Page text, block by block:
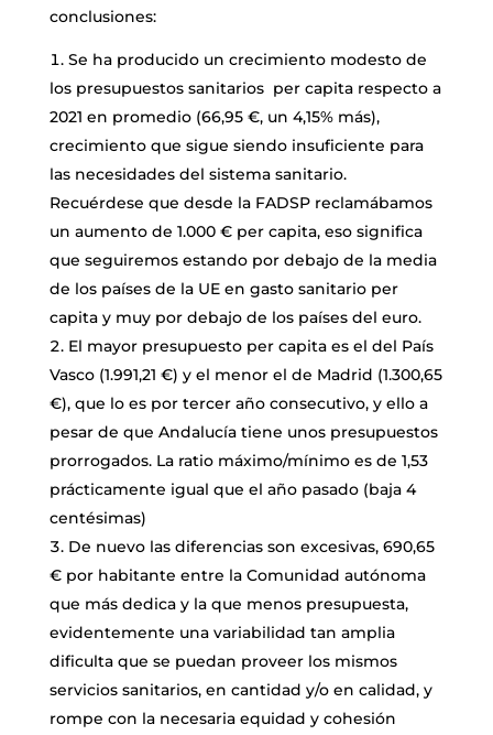
conclusiones:
Se ha producido un crecimiento modesto de
los presupuestos sanitarios per capita respecto a
2021 en promedio (66,95 €, un 4,15% más),
crecimiento que sigue siendo insuficiente para
las necesidades del sistema sanitario.
Recuérdese que desde la FADSP reclamábamos
un aumento de 1.000 € per capita, eso significa
que seguiremos estando por debajo de la media
de los países de la UE en gasto sanitario per
capita y muy por debajo de los países del euro.
El mayor presupuesto per capita es el del País
Vasco (1.991,21 €) y el menor el de Madrid (1.300,65
€), que lo es por tercer año consecutivo, y ello a
pesar de que Andalucía tiene unos presupuestos
prorrogados. La ratio máximo/mínimo es de 1,53
prácticamente igual que el año pasado (baja 4
centésimas)
De nuevo las diferencias son excesivas, 690,65
€ por habitante entre la Comunidad autónoma
que más dedica y la que menos presupuesta,
evidentemente una variabilidad tan amplia
dificulta que se puedan proveer los mismos
servicios sanitarios, en cantidad y/o en calidad, y
rompe con la necesaria equidad y cohesión